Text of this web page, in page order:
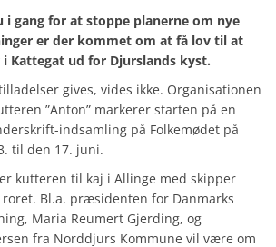
i gang for at stoppe planerne om nye
er der kommet om at få lov til at
Kattegat ud for Djurslands kyst.
gives, vides ikke. Organisationen
”Anton” markerer starten på en
indsamling på Folkemødet på
til den 17. juni.
kutteren til kaj i Allinge med skipper
Bl.a. præsidenten for Danmarks
Maria Reumert Gjerding, og
fra Norddjurs Kommune vil være om